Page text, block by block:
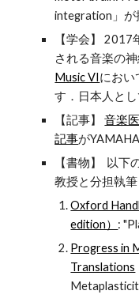
integration」が
【学会】
される音楽の
Music VIにおい
す．日本人とし
【記事】音楽
記事が
【書物】 以下
教授と分担執
Oxford
edition） :
Progress in
Translations